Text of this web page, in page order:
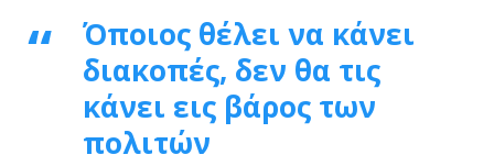
Όποιος θέλει να κάνει
διακοπές, δεν θα τις
κάνει εις βάρος των
πολιτών